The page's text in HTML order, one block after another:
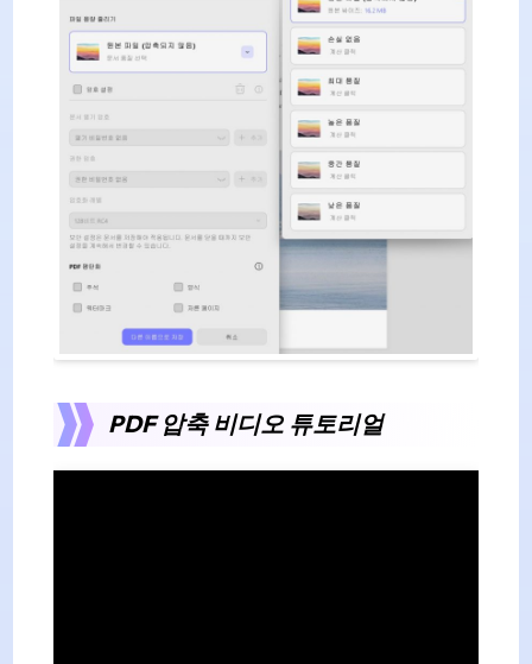
PDF 압축 비디오 튜토리얼